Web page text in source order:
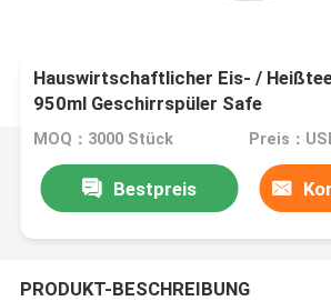
Hauswirtschaftlicher Eis- /
950ml Geschirrspüler Safe
MOQ：3000 Stück Preis：
Bestpreis
PRODUKT-BESCHREIBUNG